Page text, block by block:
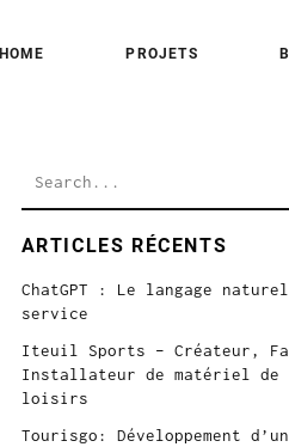
HOME PROJETS
ARTICLES RÉCENTS
ChatGPT : Le langage
service
Iteuil Sports – Créateur,
Installateur de matériel de
loisirs
Tourisgo: Développement